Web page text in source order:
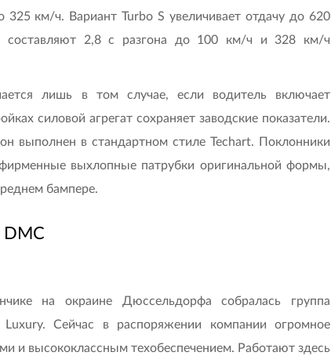
325 км/ч. Вариант Turbo S увеличивает отдачу до 620
составляют 2,8 с разгона до 100 км/ч и 328 км/ч
лишь в том случае, если водитель включает
силовой агрегат сохраняет заводские показатели.
выполнен в стандартном стиле Techart. Поклонники
выхлопные патрубки оригинальной формы,
бампере.
DMC
на окраине Дюссельдорфа собралась группа
Сейчас в распоряжении компании огромное
высококлассным техобеспечением. Работают здесь